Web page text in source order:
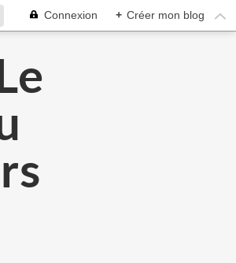
Connexion + Créer mon blog